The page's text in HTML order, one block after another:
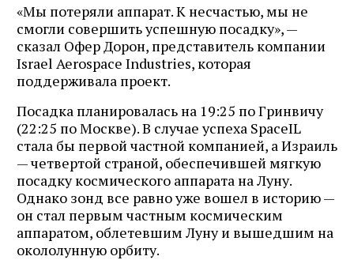
«Мы потеряли аппарат. К несчастью, мы не
смогли совершить успешную посадку», —
сказал Офер Дорон, представитель компании
Israel Aerospace Industries, которая
поддерживала проект.
Посадка планировалась на 19:25 по Гринвичу
(22:25 по Москве). В случае успеха SpaceIL
стала бы первой частной компанией, а Израиль
— четвертой страной, обеспечившей мягкую
посадку космического аппарата на Луну.
Однако зонд все равно уже вошел в историю —
он стал первым частным космическим
аппаратом, облетевшим Луну и вышедшим на
окололунную орбиту.